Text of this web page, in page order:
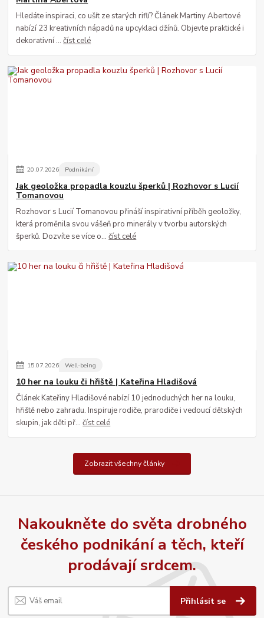
Hledáte inspiraci, co ušít ze starých riflí? Článek Martiny Abertové
nabízí 23 kreativních nápadů na upcyklaci džínů. Objevte praktické i
dekorativní ...číst celé
20.07.2026 Podnikání
Jak geoložka propadla kouzlu šperků | Rozhovor s Lucií
Tomanovou
Rozhovor s Lucií Tomanovou přináší inspirativní příběh geoložky,
která proměnila svou vášeň pro minerály v tvorbu autorských
šperků. Dozvíte se více o...číst celé
15.07.2026 Well-being
10 her na louku či hřiště | Kateřina Hladišová
Článek Kateřiny Hladišové nabízí 10 jednoduchých her na louku,
hřiště nebo zahradu. Inspiruje rodiče, prarodiče i vedoucí dětských
skupin, jak děti př...číst celé
Zobrazit všechny články
Nakoukněte do světa drobného
českého podnikání a těch, kteří
prodávají srdcem.
Přihlásit se